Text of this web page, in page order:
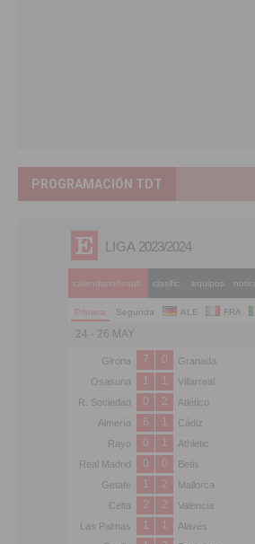
PROGRAMACIÓN TDT